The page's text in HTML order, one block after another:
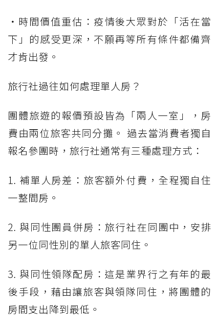
・時間價值重估：疫情後大眾對於「活在當
下」的感受更深，不願再等所有條件都備齊
才肯出發。
旅行社過往如何處理單人房？
團體旅遊的報價預設皆為「兩人一室」，房
費由兩位旅客共同分攤。 過去當消費者獨自
報名參團時，旅行社通常有三種處理方式：
1. 補單人房差：旅客額外付費，全程獨自住
一整間房。
2. 與同性團員併房：旅行社在同團中，安排
另一位同性別的單人旅客同住。
3. 與同性領隊配房：這是業界行之有年的最
後手段，藉由讓旅客與領隊同住，將團體的
房間支出降到最低。